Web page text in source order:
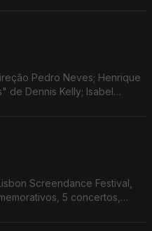
Pedro Neves; Henrique
de Dennis Kelly; Isabel
Screendance Festival,
5 concertos,